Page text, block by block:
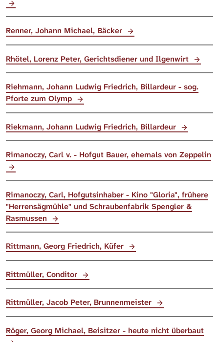
Renner, Johann Michael, Bäcker
Rhötel, Lorenz Peter, Gerichtsdiener und Ilgenwirt
Riehmann, Johann Ludwig Friedrich, Billardeur - sog.
Pforte zum Olymp
Riekmann, Johann Ludwig Friedrich, Billardeur
Rimanoczy, Carl v. - Hofgut Bauer, ehemals von Zeppelin
Rimanoczy, Carl, Hofgutsinhaber - Kino "Gloria", frühere
"Herrensägmühle" und Schraubenfabrik Spengler &
Rasmussen
Rittmann, Georg Friedrich, Küfer
Rittmüller, Conditor
Rittmüller, Jacob Peter, Brunnenmeister
Röger, Georg Michael, Beisitzer - heute nicht überbaut